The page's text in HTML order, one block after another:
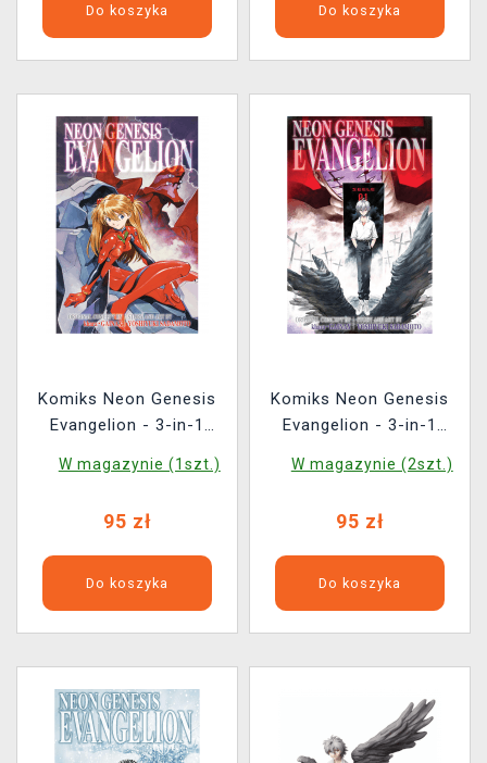
Do koszyka Do koszyka
Komiks Neon Genesis
Evangelion - 3-in-1
W magazynie (1szt.)
95 zł
Do koszyka
Komiks Neon Genesis
Evangelion - 3-in-1
W magazynie (2szt.)
95 zł
Do koszyka